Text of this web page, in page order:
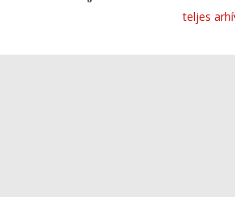
teljes